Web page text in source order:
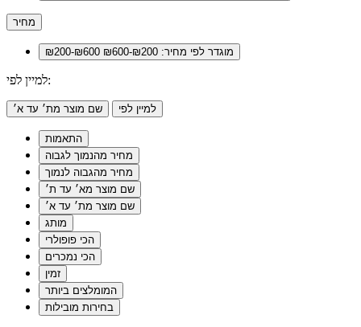
מחיר
₪200-₪600 מוגדר לפי מחיר: ₪200-₪600
למיין לפי:
שם מוצר מת׳ עד א׳ למיין לפי
התאמות
מחיר מהנמוך לגבוה
מחיר מהגבוה לנמוך
שם מוצר מא׳ עד ת׳
שם מוצר מת׳ עד א׳
מותג
הכי פופולרי
הכי נמכרים
זמין
המומלצים ביותר
בחירות מובילות